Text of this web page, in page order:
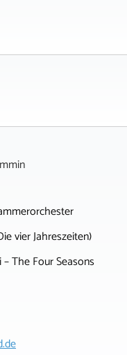
vier Jahreszeiten)
– The Four Seasons